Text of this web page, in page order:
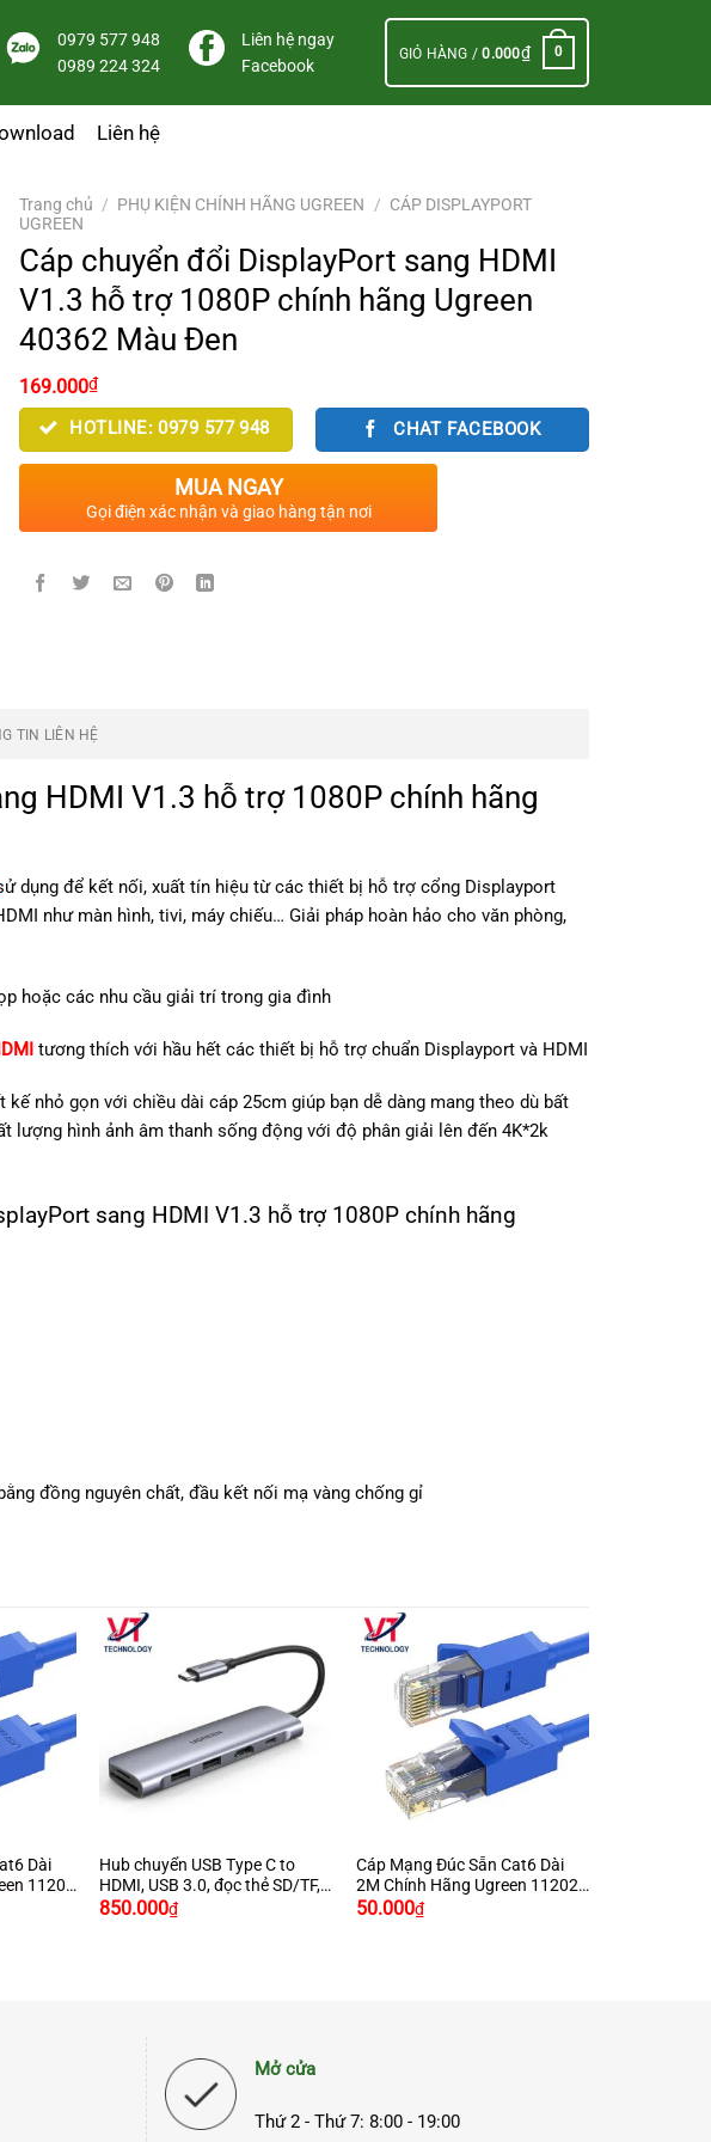
0979 577 948
0989 224 324
Liên hệ ngay
Facebook
GIỎ HÀNG /0.000₫ 0
Liên hệ
Trang chủ / PHỤ KIỆN CHÍNH HÃNG UGREEN / CÁP DISPLAYPORT
UGREEN
Cáp chuyển đổi DisplayPort sang HDMI
V1.3 hỗ trợ 1080P chính hãng Ugreen
40362 Màu Đen
169.000₫
HOTLINE: 0979 577 948 CHAT FACEBOOK
MUA NGAY
Gọi điện xác nhận và giao hàng tận nơi
TIN LIÊN HỆ
HDMI V1.3 hỗ trợ 1080P chính hãng
dụng để kết nối, xuất tín hiệu từ các thiết bị hỗ trợ cổng Displayport
như màn hình, tivi, máy chiếu… Giải pháp hoàn hảo cho văn phòng,
hoặc các nhu cầu giải trí trong gia đình
tương thích với hầu hết các thiết bị hỗ trợ chuẩn Displayport và HDMI
nhỏ gọn với chiều dài cáp 25cm giúp bạn dễ dàng mang theo dù bất
lượng hình ảnh âm thanh sống động với độ phân giải lên đến 4K*2k
sang HDMI V1.3 hỗ trợ 1080P chính hãng
đồng nguyên chất, đầu kết nối mạ vàng chống gỉ
Dài
11207
Hub chuyển USB Type C to
HDMI, USB 3.0, đọc thẻ SD/TF,
sạc PD Ugreen 70411
850.000₫
Cáp Mạng Đúc Sẵn Cat6 Dài
2M Chính Hãng Ugreen 11202
Cao Cấp
50.000₫
Mở cửa
Thứ 2 - Thứ 7: 8:00 - 19:00